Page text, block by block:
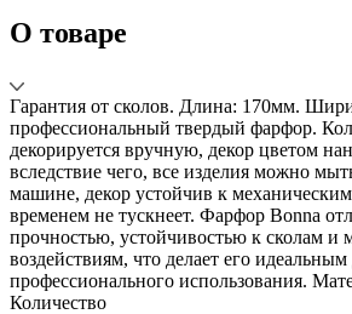
О товаре
Гарантия от сколов. Длина: 170мм.
профессиональный твердый фарфор.
декорируется вручную, декор цветом
вследствие чего, все изделия можно
машине, декор устойчив к
временем не тускнеет. Фарфор Bonna
прочностью, устойчивостью к сколам и
воздействиям, что делает его идеальным
профессионального использования.
Количество